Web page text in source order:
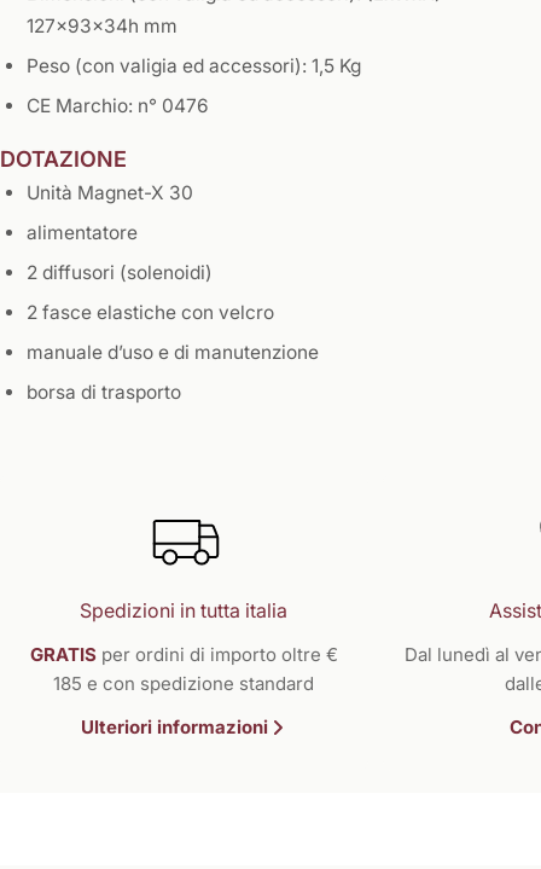
127x93x34h mm
Peso (con valigia ed accessori): 1,5 Kg
CE Marchio: n° 0476
DOTAZIONE
Unità Magnet-X 30
alimentatore
2 diffusori (solenoidi)
2 fasce elastiche con velcro
manuale d’uso e di manutenzione
borsa di trasporto
Spedizioni in tutta italia
GRATIS per ordini di importo oltre €
185 e con spedizione standard
Ulteriori informazioni
Dal lunedì al